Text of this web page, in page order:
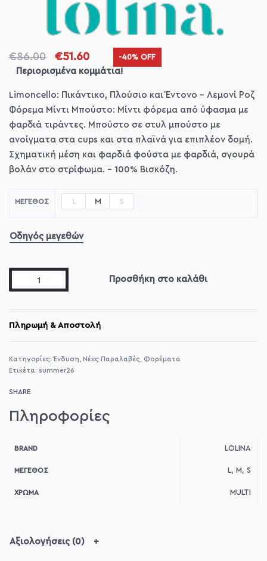
€86.00 €51.60 -40% OFF
Περιορισμένα κομμάτια!
Limoncello: Πικάντικο, Πλούσιο και Έντονο – Λεμονί Ροζ
Φόρεμα Μίντι Μπούστο: Μίντι φόρεμα από ύφασμα με
φαρδιά τιράντες. Μπούστο σε στυλ μπούστο με
ανοίγματα στα cups και στα πλαϊνά για επιπλέον δομή.
Σχηματική μέση και φαρδιά φούστα με φαρδιά, σγουρά
βολάν στο στρίφωμα. – 100% Βισκόζη.
ΜΈΓΕΘΟΣ L M S
Οδηγός μεγεθών
Προσθήκη στο καλάθι
Πληρωμή & Αποστολή
Κατηγορίες:Ένδυση Νέες Παραλαβές
Φορέματα
Ετικέτα: summer26
SHARE
Πληροφορίες
BRAND LOLINA
ΜΈΓΕΘΟΣ L, M, S
ΧΡΏΜΑ MULTI
Αξιολογήσεις (0)